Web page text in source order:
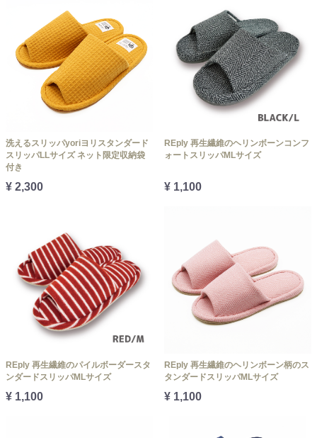
洗えるスリッパyoriヨリスタンダード
スリッパLLサイズ ネット限定収納袋
付き
¥ 2,300
REply 再生繊維のヘリンボーンコンフ
ォートスリッパMLサイズ
¥ 1,100
REply 再生繊維のパイルボーダースタ
ンダードスリッパMLサイズ
¥ 1,100
REply 再生繊維のヘリンボーン柄のス
タンダードスリッパMLサイズ
¥ 1,100